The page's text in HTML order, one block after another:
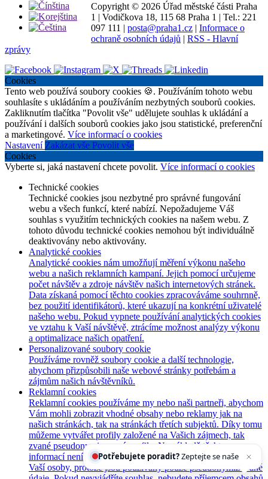
Copyright © 2026 Úřad městské části Praha
1 | Vodičkova 18, 115 68 Praha 1 | Tel.: 221
097 111 | posta@praha1.cz | Informace o
ochraně osobních údajů | RSS - Hlavní
zprávy
Cookies
Tento web používá soubory cookies 🍪. Používáním tohoto webu
souhlasíte s ukládáním a používáním nezbytných souborů cookies.
Zakliknutím tlačítka "Povolit vše" udělujete souhlas k ukládání a
používání i dalších souborů cookies jako jsou statistické, preferenční
a marketingové. Více informací o cookies
Nastavení Zakázat vše Povolit vše
Cookies
Vyberte si, jaká nastavení chcete povolit. Více informací o cookies
Technické cookies
Technické cookies jsou nezbytné pro správné fungování
webu a všech funkcí, které nabízí. Nepožadujeme Váš
souhlas s využitím technických cookies na našem webu. Z
tohoto důvodu technické cookies nemohou být individuálně
deaktivovány nebo aktivovány.
Analytické cookies
Analytické cookies nám umožňují měření výkonu našeho
webu a našich reklamních kampaní. Jejich pomocí určujeme
počet návštěv a zdroje návštěv našich internetových stránek.
Data získaná pomocí těchto cookies zpracováváme souhrnně,
bez použití identifikátorů, které ukazují na konkrétní uživatelé
našeho webu. Pokud vypnete používání analytických cookies
ve vztahu k Vaší návštěvě, ztrácíme možnost analýzy výkonu
a optimalizace našich opatření.
Personalizované soubory cookie
Používáme rovněž soubory cookie a další technologie,
abychom přizpůsobili naše webové stránky potřebám a
zájmům našich návštěvníků.
Reklamní cookies
Reklamní cookies používáme my nebo naši partneři, abychom
Vám mohli zobrazit vhodné obsahy nebo reklamy jak na
našich stránkách, tak na stránkách třetích subjektů. Díky tomu
můžeme vytvářet profily založené na Vašich zájmech, tak
zvané pseudonymizované profily. Na základě těchto
informací není zpravidla možná bezprostřední identifikace
Vaší osoby, protože jsou používány pouze pseudonymizované
Potřebujete poradit?
Zeptejte se našeho asistenta
Che